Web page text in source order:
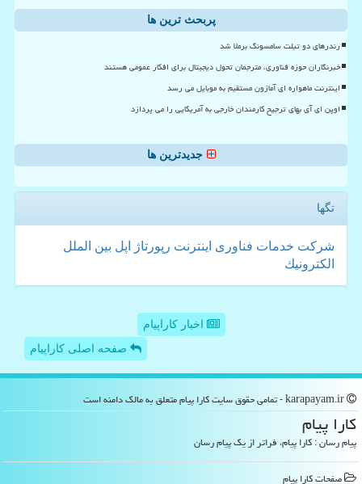
پربحث ترین ها
رندرهای دو تبلت سامسونگ برملا شد
خبرنگاران حوزه فناوری، مترجمان تحول دیجیتال برای افکار عمومی هستند
اینترنت ماهواره ای آمازون مستقیم به موبایل می رسد
اوپن ای آی بهای ترجیح کارمندان خارجی به آمریکایی را می پردازد
جدیدترین ها
تگها
شركت خدمات فناوری اینترنت رپورتاژ اپل بین الملل
الكترونیك
اخبار کاراپیام
صفحه اصلی کاراپیام
كارا پیام
پیام رسان : کارا پیام، فراتر از یک پیام رسان
صفحات كارا پیام